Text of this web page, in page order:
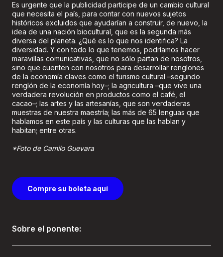
Es urgente que la publicidad participe de un cambio cultural
que necesita el país, para contar con nuevos sujetos
históricos excluidos que ayudarían a construir, de nuevo, la
idea de una nación biocultural, que es la segunda más
diversa del planeta. ¿Qué es lo que nos identifica? La
diversidad. Y con todo lo que tenemos, podríamos hacer
maravillas comunicativas, que no sólo partan de nosotros,
sino que cuenten con nosotros para desarrollar renglones
de la economía claves como el turismo cultural –segundo
renglón de la economía hoy–; la agricultura –que vive una
verdadera revolución en productos como el café, el
cacao–; las artes y las artesanías, que son verdaderas
muestras de nuestra maestría; las más de 65 lenguas que
hablamos en este país y las culturas que las hablan y
habitan; entre otras.
*Foto de Camilo Guevara
Compre su boleta aquí
Sobre el ponente: